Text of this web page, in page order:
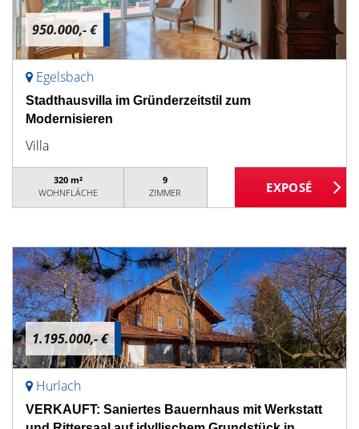
950.000,- €
Egelsbach
Stadthausvilla im Gründerzeitstil zum
Modernisieren
Villa
320 m²
WOHNFLÄCHE
9
ZIMMER
1.195.000,- €
Hurlach
VERKAUFT: Saniertes Bauernhaus mit Werkstatt